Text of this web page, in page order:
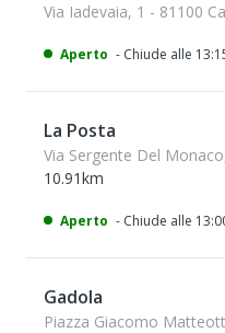
Via Iadevaia, 1 - 81100
Aperto - Chiude alle
La Posta
Via Sergente Del
10.91km
Aperto - Chiude alle
Gadola
Piazza Giacomo